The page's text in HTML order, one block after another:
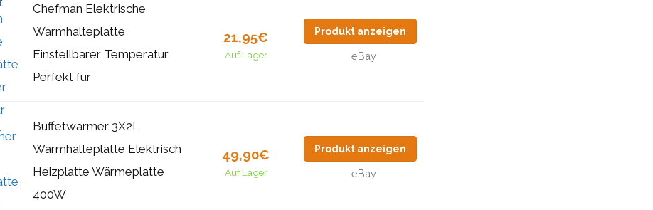
Chefman Elektrische
Warmhalteplatte
Einstellbarer Temperatur
Perfekt für
21,95€
Auf Lager
Produkt anzeigen
eBay
Buffetwärmer 3X2L
Warmhalteplatte Elektrisch
Heizplatte Wärmeplatte
400W
49,90€
Auf Lager
Produkt anzeigen
eBay